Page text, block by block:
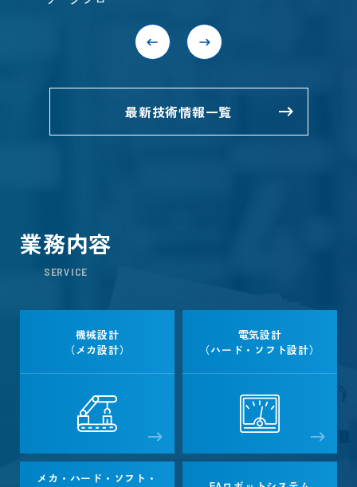
最新技術情報一覧
業務内容
SERVICE
機械設計
（メカ設計）
電気設計
（ハード・ソフト設計）
メカ・ハード・ソフト・